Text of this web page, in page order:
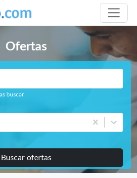
Ofertas
buscar
Buscar ofertas